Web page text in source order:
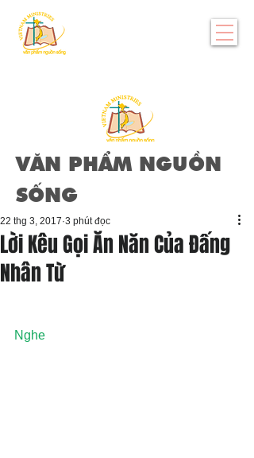
VĂN PHẨM NGUỒN
SỐNG
Lời Kêu Gọi Ăn Năn Của Đấng
Nhân Từ
22 thg 3, 2017 3 phút đọc
Nghe